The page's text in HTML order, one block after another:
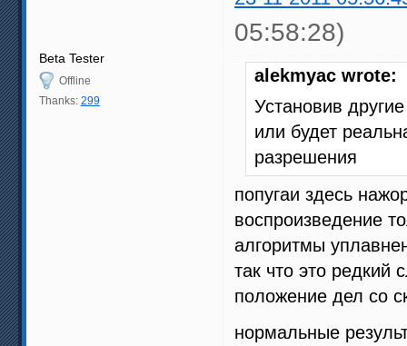
05:58:28)
Beta Tester
Offline
Thanks: 299
alekmyac wrote:
Установив
или будет
разрешения
попугаи здесь
воспроизведение
алгоритмы
так что это редкий
положение дел со
нормальные